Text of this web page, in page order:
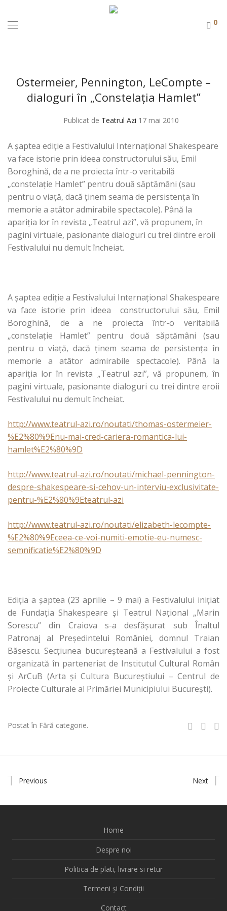
0
Ostermeier, Pennington, LeCompte –
dialoguri în „Constelația Hamlet”
Publicat de Teatrul Azi 17 mai 2010
A șaptea ediție a Festivalului Internațional Shakespeare
va face istorie prin ideea constructorului său, Emil
Boroghină, de a ne proiecta într-o veritabilă
„constelație Hamlet” pentru două săptămâni (sau
pentru o viață, dacă ținem seama de persistența în
memorie a atâtor admirabile spectacole). Până la
apariția lor în revista „Teatrul azi”, vă propunem, în
pagini virtuale, pasionante dialoguri cu trei dintre eroii
Festivalului nu demult încheiat.
A șaptea ediție a Festivalului Internațional Shakespeare
va face istorie prin ideea constructorului său, Emil
Boroghină, de a ne proiecta într-o veritabilă
„constelație Hamlet” pentru două săptămâni (sau
pentru o viață, dacă ținem seama de persistența în
memorie a atâtor admirabile spectacole). Până la
apariția lor în revista „Teatrul azi”, vă propunem, în
pagini virtuale, pasionante dialoguri cu trei dintre eroii
Festivalului nu demult încheiat.
http://www.teatrul-azi.ro/noutati/thomas-ostermeier-
%E2%80%9Enu-mai-cred-cariera-romantica-lui-
hamlet%E2%80%9D
http://www.teatrul-azi.ro/noutati/michael-pennington-
despre-shakespeare-si-cehov-un-interviu-exclusivitate-
pentru-%E2%80%9Eteatrul-azi
http://www.teatrul-azi.ro/noutati/elizabeth-lecompte-
%E2%80%9Eceea-ce-voi-numiti-emotie-eu-numesc-
semnificatie%E2%80%9D
Ediția a șaptea (23 aprilie – 9 mai) a Festivalului inițiat
de Fundația Shakespeare și Teatrul Național „Marin
Sorescu“ din Craiova s-a desfășurat sub Înaltul
Patronaj al Președintelui României, domnul Traian
Băsescu. Secțiunea bucureșteană a Festivalului a fost
organizată în parteneriat de Institutul Cultural Român
și ArCuB (Arta și Cultura Bucureștiului – Centrul de
Proiecte Culturale al Primăriei Municipiului București).
Postat în Fără categorie.
Previous Next
Home
Despre noi
Politica de plati, livrare si retur
Termeni și Condiții
Contact